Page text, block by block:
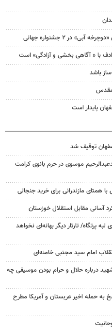
در ۲ جشنواره جهانی
با « آگاهی بخشی و آزادگی» است
باشد
مقدس
پایدار است
موسوی در حرم بانوی کرامت
همتای مازندرانی برای خرید جنجالی
آسانی مقابل استقلال خوزستان
پرتگاه/ تارتار دیگر بهانه‌ای نخواهد
امام سید مجتبی خامنه‌ای
درباره حلال و حرام بودن موسیقی چه
به حمله اخیر عربستان و آمریکا مطرح